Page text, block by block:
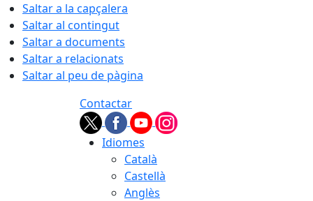
Saltar a la capçalera
Saltar al contingut
Saltar a documents
Saltar a relacionats
Saltar al peu de pàgina
Contactar
Idiomes
Català
Castellà
Anglès